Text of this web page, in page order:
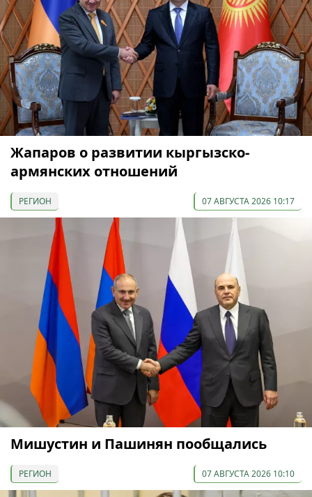
Жапаров о развитии кыргызско-
армянских отношений
РЕГИОН 07 АВГУСТА 2026 10:17
Мишустин и Пашинян пообщались
РЕГИОН 07 АВГУСТА 2026 10:10